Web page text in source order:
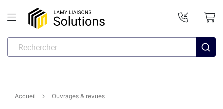
Accueil Ouvrages & revues